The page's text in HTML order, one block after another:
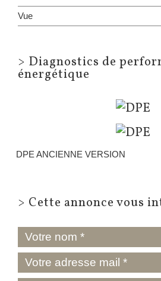
Vue
> Diagnostics de
énergétique
DPE ANCIENNE VERSION
> Cette annonce vous